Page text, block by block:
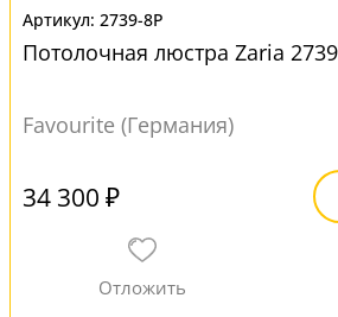
2739-8P
Потолочная люстра Zaria
Favourite (Германия)
34 300 ₽